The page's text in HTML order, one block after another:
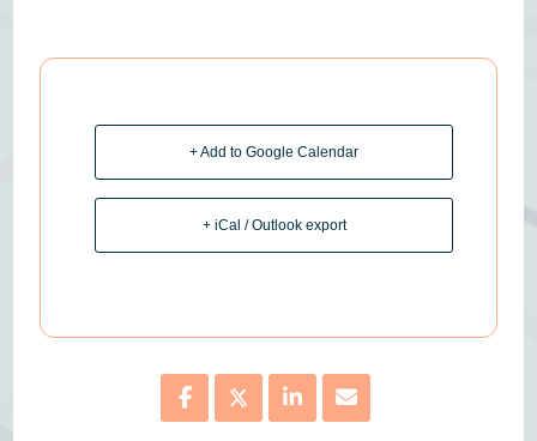
+ Add to Google Calendar
+ iCal / Outlook export